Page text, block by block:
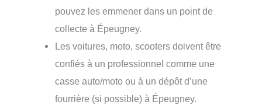
pouvez les emmener dans un point de
collecte à Épeugney.
Les voitures, moto, scooters doivent être
confiés à un professionnel comme une
casse auto/moto ou à un dépôt d’une
fourrière (si possible) à Épeugney.